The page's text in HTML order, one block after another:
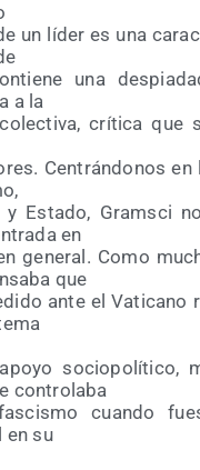
un líder es una
una
a la
crí­ti­ca que
Cen­trán­do­nos en
y Esta­do, Grams­ci
en
gene­ral. Como
que
ante el Vati­cano
socio­po­lí­ti­co,
controlaba
cuan­do
en su